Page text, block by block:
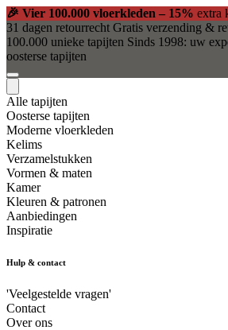
🎉 Vier 100.000 vloerkleden – 15% extra
31 dagen retourrecht Gratis verzending &
100.000 unieke tapijten Sinds 1998: uw
oosterse tapijten
Alle tapijten
Oosterse tapijten
Moderne vloerkleden
Kelims
Verzamelstukken
Vormen & maten
Kamer
Kleuren & patronen
Aanbiedingen
Inspiratie
Hulp & contact
'Veelgestelde vragen'
Contact
Over ons